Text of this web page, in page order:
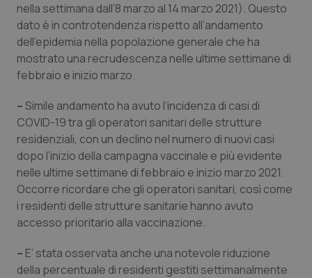
Oncologia & Nutrizione
Psoriasi & pelle
Quotidiano Cardiologia
Quotidiano Chirurgia
Quotidiano Oncologia
Quotidiano Pediatria
Rene & patologie urogenitali
Salute orale & impianti
nella settimana dall’8 marzo al 14 marzo 2021). Questo
dato è in controtendenza rispetto all’andamento
dell’epidemia nella popolazione generale che ha
mostrato una recrudescenza nelle ultime settimane di
febbraio e inizio marzo.
–Simile andamento ha avuto l’incidenza di casi di
COVID-19 tra gli operatori sanitari delle strutture
residenziali, con un declino nel numero di nuovi casi
dopo l’inizio della campagna vaccinale e più evidente
nelle ultime settimane di febbraio e inizio marzo 2021.
Occorre ricordare che gli operatori sanitari, così come
i residenti delle strutture sanitarie hanno avuto
accesso prioritario alla vaccinazione.
– E’ stata osservata anche una notevole riduzione
della percentuale di residenti gestiti settimanalmente